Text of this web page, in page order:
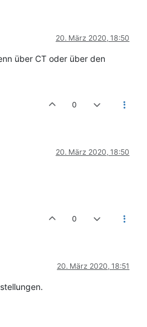
20. März 2020, 18:50
über CT oder über den
0
20. März 2020, 18:50
0
20. März 2020, 18:51